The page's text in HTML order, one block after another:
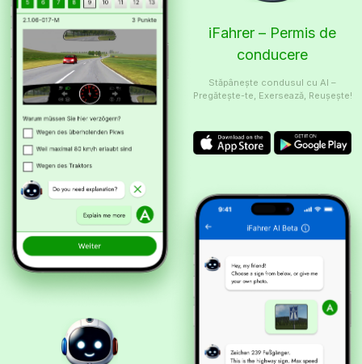
iFahrer – Permis de
conducere
Stăpânește condusul cu AI –
Pregătește-te, Exersează, Reușește!